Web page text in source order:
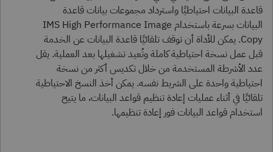
قاعدة البيانات احتياطيًا واسترداد مجموعات بيانات قاعدة
البيانات بسرعة باستخدام IMS High Performance Image
Copy. يمكن للأداة أن توقف تلقائيًا قاعدة البيانات عن الخدمة
قبل عمل نسخة احتياطية كاملة وتُعيد تشغيلها بعد العملية. يقل
عدد الأشرطة المستخدمة من خلال تكديس أكثر من نسخة
احتياطية واحدة على الشريط نفسه. يمكن أخذ النسخ الاحتياطية
تلقائيًا في أثناء عمليات إعادة تنظيم قواعد البيانات، ما يتيح
استخدام قواعد البيانات فور إعادة تنظيمها.